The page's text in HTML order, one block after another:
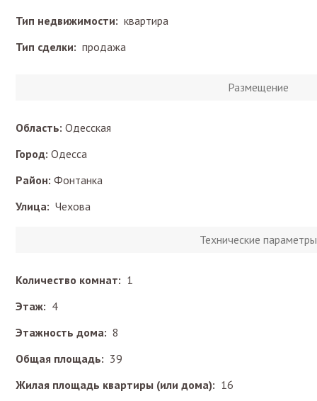
Тип недвижимости: квартира
Тип сделки: продажа
Размещение
Область: Одесская
Город: Одесса
Район: Фонтанка
Улица: Чехова
Технические параметры
Количество комнат: 1
Этаж: 4
Этажность дома: 8
Общая площадь: 39
Жилая площадь квартиры (или дома): 16